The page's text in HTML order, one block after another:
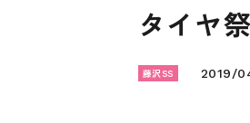
タイヤ
藤沢SS 2019/